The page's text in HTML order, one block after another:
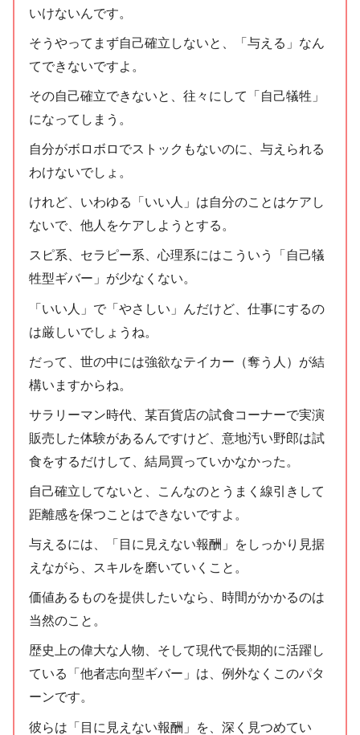
いけないんです。
そうやってまず自己確立しないと、「与える」なん
てできないですよ。
その自己確立できないと、往々にして「自己犠牲」
になってしまう。
自分がボロボロでストックもないのに、与えられる
わけないでしょ。
けれど、いわゆる「いい人」は自分のことはケアし
ないで、他人をケアしようとする。
スピ系、セラピー系、心理系にはこういう「自己犠
牲型ギバー」が少なくない。
「いい人」で「やさしい」んだけど、仕事にするの
は厳しいでしょうね。
だって、世の中には強欲なテイカー（奪う人）が結
構いますからね。
サラリーマン時代、某百貨店の試食コーナーで実演
販売した体験があるんですけど、意地汚い野郎は試
食をするだけして、結局買っていかなかった。
自己確立してないと、こんなのとうまく線引きして
距離感を保つことはできないですよ。
与えるには、「目に見えない報酬」をしっかり見据
えながら、スキルを磨いていくこと。
価値あるものを提供したいなら、時間がかかるのは
当然のこと。
歴史上の偉大な人物、そして現代で長期的に活躍し
ている「他者志向型ギバー」は、例外なくこのパタ
ーンです。
彼らは「目に見えない報酬」を、深く見つめてい